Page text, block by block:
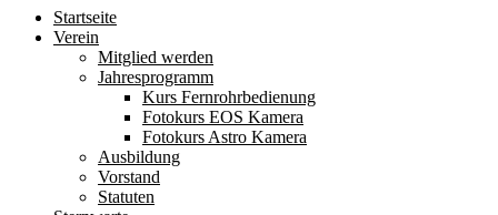
Startseite
Verein
Mitglied werden
Jahresprogramm
Kurs Fernrohrbedienung
Fotokurs EOS Kamera
Fotokurs Astro Kamera
Ausbildung
Vorstand
Statuten